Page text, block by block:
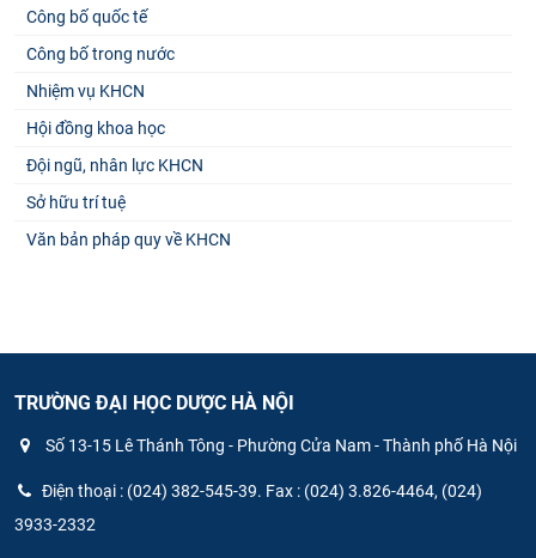
Công bố quốc tế
Công bố trong nước
Nhiệm vụ KHCN
Hội đồng khoa học
Đội ngũ, nhân lực KHCN
Sở hữu trí tuệ
Văn bản pháp quy về KHCN
TRƯỜNG ĐẠI HỌC DƯỢC HÀ NỘI
Số 13-15 Lê Thánh Tông - Phường Cửa Nam - Thành phố Hà Nội
Điện thoại : (024) 382-545-39. Fax : (024) 3.826-4464, (024)
3933-2332